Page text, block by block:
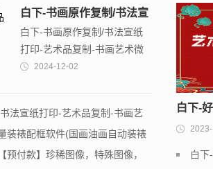
白下-书画原作复制/书法宣
纸打印-艺术品复制-书画艺
术微喷1...
白下-书画原作复制/书法宣纸
打印-艺术品复制-书画艺术微
喷1...2024-12-02
法宣纸打印-艺术品复制-书画艺
装裱配框软件(国画油画自动装裱
预付款】珍稀图像，特殊图像，
白下-
白下